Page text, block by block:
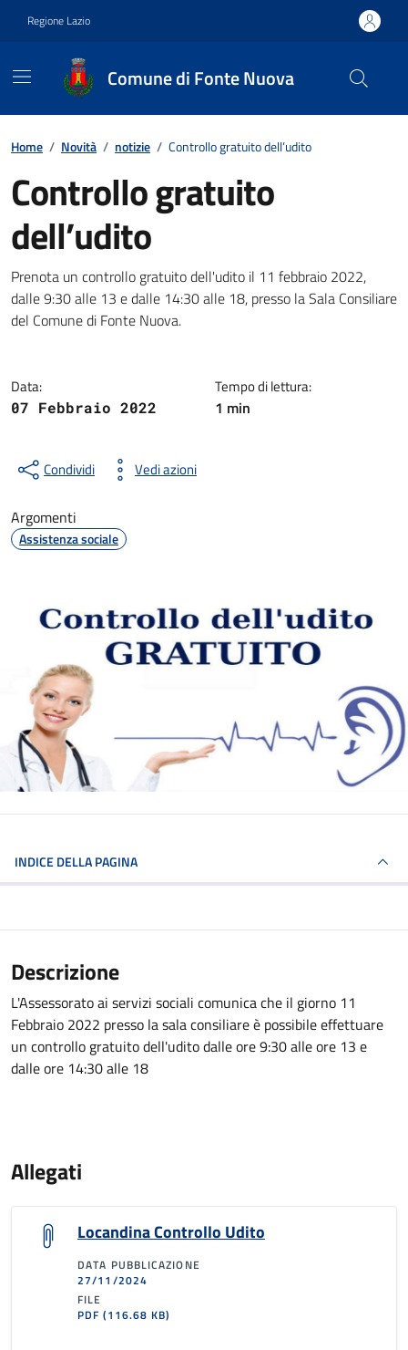
Regione Lazio
Comune di Fonte Nuova
Contenuti in evidenza
Home / Novità / notizie / Controllo gratuito dell’udito
Controllo gratuito
dell’udito
Dettagli della notizia
Prenota un controllo gratuito dell'udito il 11 febbraio 2022,
dalle 9:30 alle 13 e dalle 14:30 alle 18, presso la Sala Consiliare
del Comune di Fonte Nuova.
Data:
07 Febbraio 2022
Tempo di lettura:
1 min
Condividi Vedi azioni
Argomenti
Assistenza sociale
INDICE DELLA PAGINA
Descrizione
L'Assessorato ai servizi sociali comunica che il giorno 11
Febbraio 2022 presso la sala consiliare è possibile effettuare
un controllo gratuito dell'udito dalle ore 9:30 alle ore 13 e
dalle ore 14:30 alle 18
Allegati
Locandina Controllo Udito
DATA PUBBLICAZIONE
27/11/2024
FILE
PDF(116.68 KB)